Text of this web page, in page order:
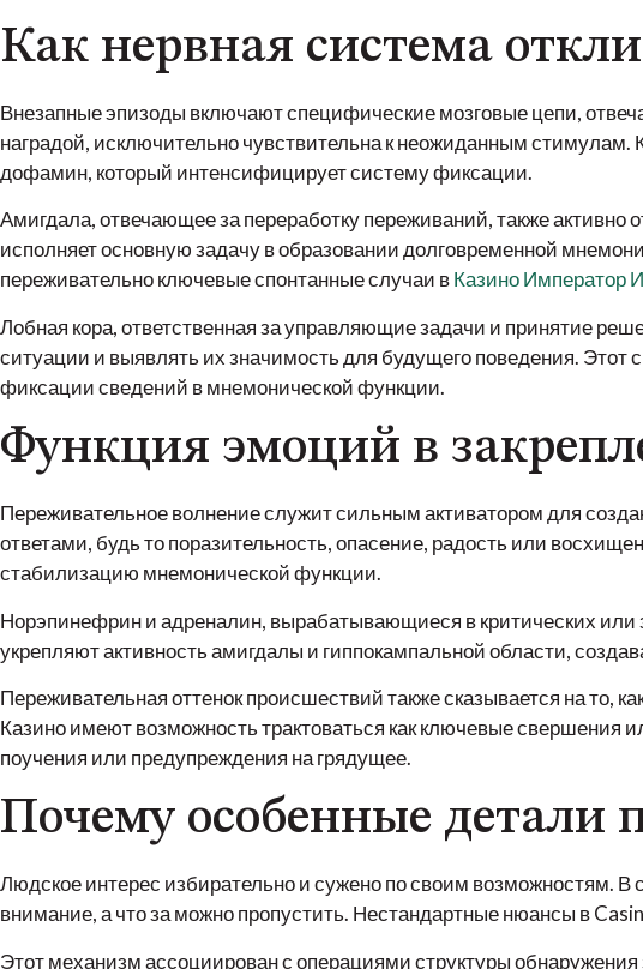
Как нервная система
Внезапные эпизоды включают специфические мозговые цепи,
наградой, исключительно чувствительна к неожиданным
дофамин, который интенсифицирует систему фиксации.
Амигдала, отвечающее за переработку переживаний, также активно
исполняет основную задачу в образовании долговременной
переживательно ключевые спонтанные случаи вКазино Император
Лобная кора, ответственная за управляющие задачи и принятие
ситуации и выявлять их значимость для будущего поведения. Этот
фиксации сведений в мнемонической функции.
Функция эмоций в
Переживательное волнение служит сильным активатором для
ответами, будь то поразительность, опасение, радость или
стабилизацию мнемонической функции.
Норэпинефрин и адреналин, вырабатывающиеся в критических
укрепляют активность амигдалы и гиппокампальной области,
Переживательная оттенок происшествий также сказывается на
Казино имеют возможность трактоваться как ключевые свершения
поучения или предупреждения на грядущее.
Почему особенные детали
Людское интерес избирательно и сужено по своим возможностям. В
внимание, а что за можно пропустить. Нестандартные нюансы в
Этот механизм ассоциирован с операциями структуры